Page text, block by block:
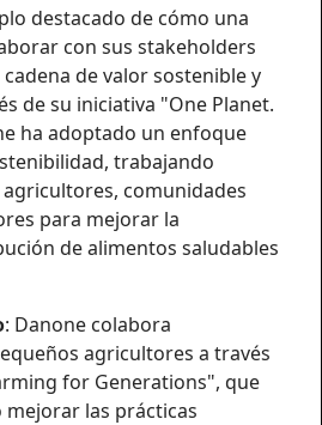
destacado de cómo una
con sus stakeholders
de valor sostenible y
de su iniciativa "One Planet.
ha adoptado un enfoque
trabajando
comunidades
para mejorar la
de alimentos saludables
: Danone colabora
agricultores a través
for Generations", que
las prácticas